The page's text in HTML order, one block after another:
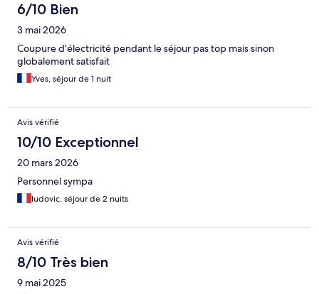
6/10 Bien
3 mai 2026
Coupure d’électricité pendant le séjour pas top mais sinon
globalement satisfait
Yves, séjour de 1 nuit
Avis vérifié
10/10 Exceptionnel
20 mars 2026
Personnel sympa
ludovic, séjour de 2 nuits
Avis vérifié
8/10 Très bien
9 mai 2025